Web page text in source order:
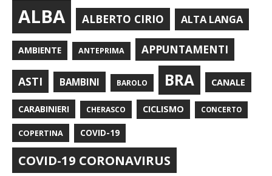
ALBA ALBERTO CIRIO ALTA LANGA
AMBIENTE ANTEPRIMA APPUNTAMENTI
ASTI BAMBINI BAROLO BRA CANALE
CARABINIERI CHERASCO CICLISMO CONCERTO
COPERTINA COVID-19
COVID-19 CORONAVIRUS